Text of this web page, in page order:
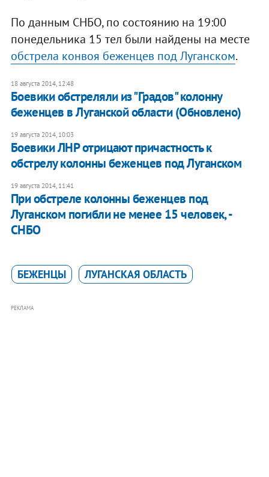
По данным СНБО, по состоянию на 19:00
понедельника 15 тел были найдены на месте
обстрела конвоя беженцев под Луганском.
18 августа 2014, 12:48
Боевики обстреляли из "Градов" колонну
беженцев в Луганской области (Обновлено)
19 августа 2014, 10:03
Боевики ЛНР отрицают причастность к
обстрелу колонны беженцев под Луганском
19 августа 2014, 11:41
При обстреле колонны беженцев под
Луганском погибли не менее 15 человек, -
СНБО
БЕЖЕНЦЫ ЛУГАНСКАЯ ОБЛАСТЬ
РЕКЛАМА